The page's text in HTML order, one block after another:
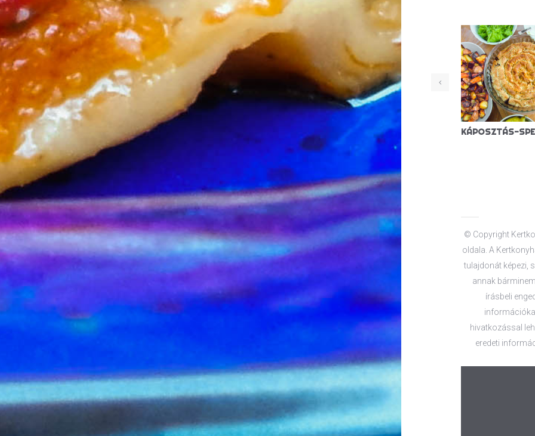
SZÉKELYKÁPOSZTA (VEGÁN)
© Copyright
oldala. A
tulajdonát képezi,
annak
írásbeli
hivatkozással
eredeti